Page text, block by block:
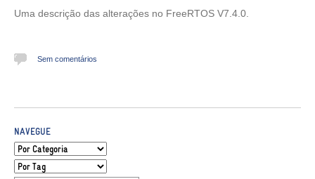
Uma descrição das alterações no FreeRTOS V7.4.0.
Sem comentários
NAVEGUE